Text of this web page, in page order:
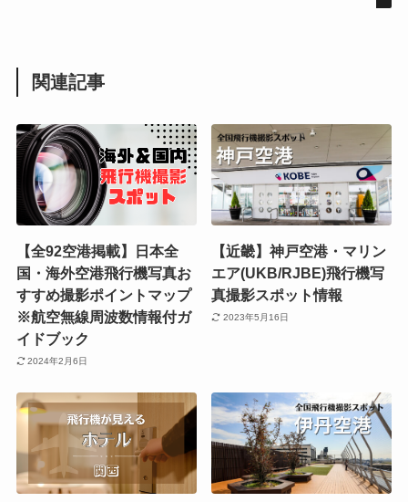
関連記事
【全92空港掲載】日本全
国・海外空港飛行機写真お
すすめ撮影ポイントマップ
※航空無線周波数情報付ガ
イドブック
2024年2月6日
【近畿】神戸空港・マリン
エア(UKB/RJBE)飛行機写
真撮影スポット情報
2023年5月16日